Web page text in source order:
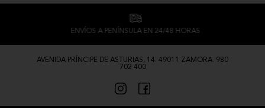
ENVÍOS A PENÍNSULA EN 24/48 HORAS
AVENIDA PRÍNCIPE DE ASTURIAS, 14. 49011 ZAMORA. 980
702 400